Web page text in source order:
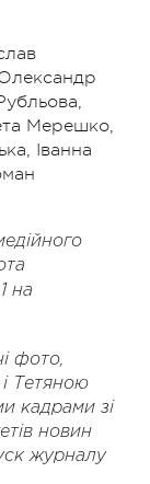
Мерешко,
Іванна
на
фото,
Тетяною
кадрами зі
новин
журналу